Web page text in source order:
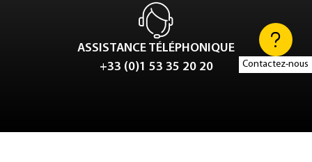
Contactez-nous
ASSISTANCE TÉLÉPHONIQUE
+33 (0)1 53 35 20 20